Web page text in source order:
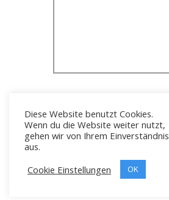
Icons erstellt von
Diese Website benutzt Cookies.
Wenn du die Website weiter nutzt,
gehen wir von Ihrem Einverständnis
aus.
Cookie Einstellungen
OK